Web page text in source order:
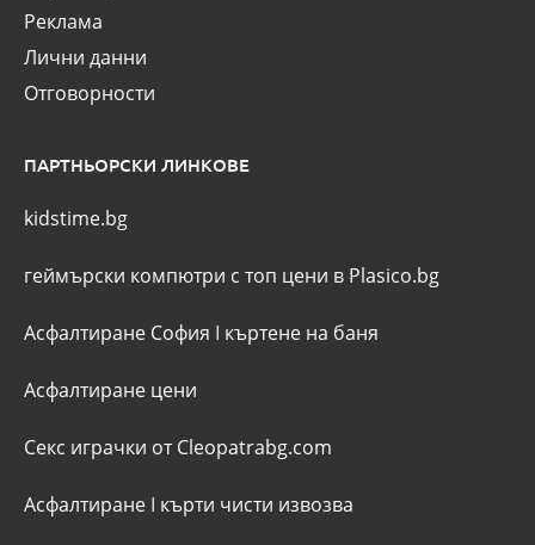
Реклама
Лични данни
Отговорности
ПАРТНЬОРСКИ ЛИНКОВЕ
kidstime.bg
геймърски компютри с топ цени в Plasico.bg
Асфалтиране София I къртене на баня
Асфалтиране цени
Секс играчки от Cleopatrabg.com
Асфалтиране I кърти чисти извозва